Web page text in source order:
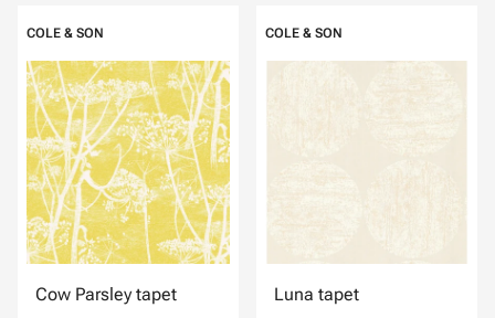
COLE & SON
Cow Parsley tapet
COLE & SON
Luna tapet